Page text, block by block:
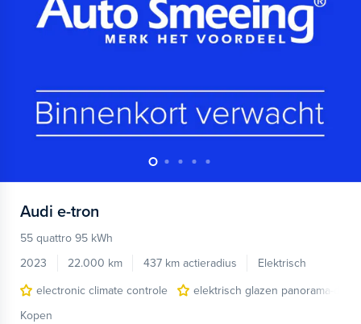
Audi e-tron
55 quattro 95 kWh
2023
22.000 km 437 km actieradius
Elektrisch
electronic climate controle
elektrisch glazen panorama-dak
Kopen